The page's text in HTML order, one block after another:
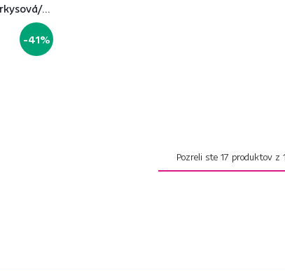
azúrová,
-41%
Pozreli ste 17 produktov z